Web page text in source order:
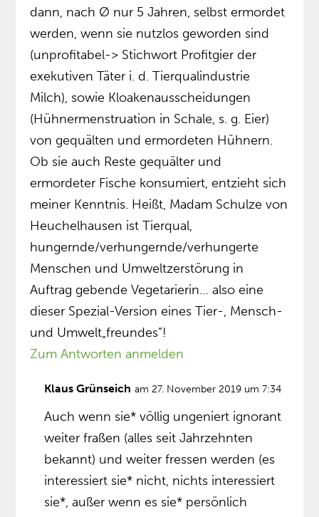
dann, nach Ø nur 5 Jahren, selbst ermordet
werden, wenn sie nutzlos geworden sind
(unprofitabel-> Stichwort Profitgier der
exekutiven Täter i. d. Tierqualindustrie
Milch), sowie Kloakenausscheidungen
(Hühnermenstruation in Schale, s. g. Eier)
von gequälten und ermordeten Hühnern.
Ob sie auch Reste gequälter und
ermordeter Fische konsumiert, entzieht sich
meiner Kenntnis. Heißt, Madam Schulze von
Heuchelhausen ist Tierqual,
hungernde/verhungernde/verhungerte
Menschen und Umweltzerstörung in
Auftrag gebende Vegetarierin… also eine
dieser Spezial-Version eines Tier-, Mensch-
und Umwelt„freundes”!
Zum Antworten anmelden
Klaus Grünseich am 27. November 2019 um 7:34
Auch wenn sie* völlig ungeniert ignorant
weiter fraßen (alles seit Jahrzehnten
bekannt) und weiter fressen werden (es
interessiert sie* nicht, nichts interessiert
sie*, außer wenn es sie* persönlich